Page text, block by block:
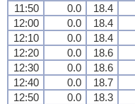
11:50
0.0 18.4
12:00
0.0 18.4
12:10
0.0 18.4
12:20
0.0 18.6
12:30
0.0 18.6
12:40
0.0 18.7
12:50
0.0 18.3